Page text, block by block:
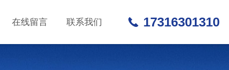
在线留言 联系我们 17316301310